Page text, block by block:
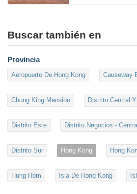
Buscar también en
Provincia
Aeropuerto De Hong Kong Causeway
Chung King Mansion Distrito Central
Distrito Este Distrito Negocios -
Distrito Sur Hong Kong Hong
Hung Hom Isla De Hong Kong